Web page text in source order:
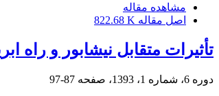
مشاهده مقاله
اصل مقاله 822.68 K
تأثیرات متقابل نیشابور و راه
دوره 6، شماره 1، 1393، صفحه 87-97